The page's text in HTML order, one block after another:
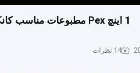
1 اینچ Pex مطبوعات مناسب کانکتورها برای نصب بدون تلاش و امن
14 نظرات